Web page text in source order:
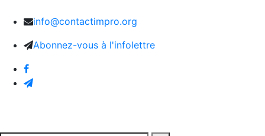
info@contactimpro.org
Abonnez-vous à l'infolettre